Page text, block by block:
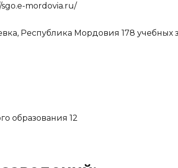
sgo.e-mordovia.ru/
Республика Мордовия 178 учебных
образования 12